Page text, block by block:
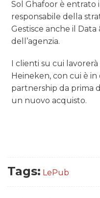
Sol Ghafoor è entrato
responsabile della
Gestisce anche il
dell’agenzia.
I clienti su cui
Heineken, con cui è
partnership da prima
un nuovo acquisto.
Tags: LePub